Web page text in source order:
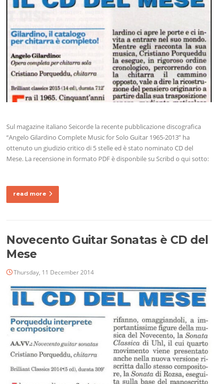
Sul magazine italiano Seicorde la recente pubblicazione discografica
“Angelo Gilardino Complete Music for Solo Guitar 1965-2013” ha
ottenuto un giudizio critico di 5 stelle ed è stato nominato CD del
Mese. La recensione in formato PDF è disponbile su Scribd o qui sotto:
read more
Novecento Guitar Sonatas è CD del
Mese
Thursday, 11 December 2014